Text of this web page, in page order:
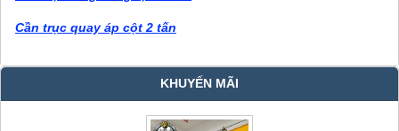
Cần trục quay áp cột 2 tấn
KHUYẾN MÃI